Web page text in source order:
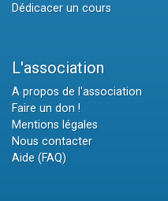
Dédicacer un cours
L'association
A propos de l'association
Faire un don !
Mentions légales
Nous contacter
Aide (FAQ)